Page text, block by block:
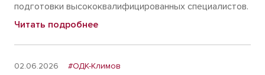
подготовки высококвалифицированных специалистов.
Читать подробнее
02.06.2026 #ОДК-Климов